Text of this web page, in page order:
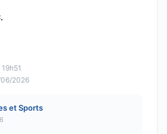
2026
et Sports